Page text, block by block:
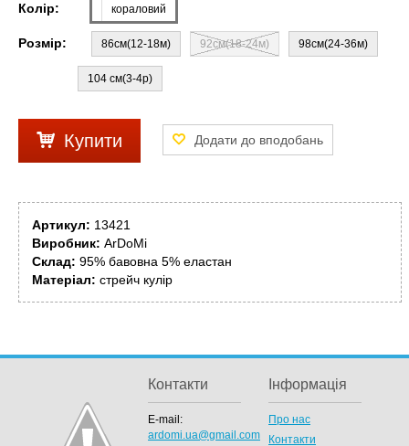
Колір: кораловий
Розмір: 86см(12-18м) 92см(18-24м) 98см(24-36м)
104 см(3-4р)
Купити
Артикул: 13421
Виробник: ArDoMi
Склад: 95% бавовна 5% еластан
Матеріал: стрейч кулір
Контакти
E-mail:
ardomi.ua@gmail.com
Інформація
Про нас
Контакти